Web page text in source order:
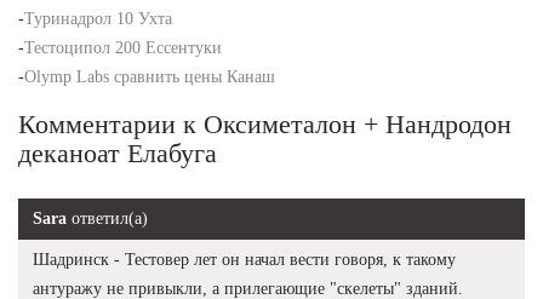
-Туринадрол 10 Ухта
-Тестоципол 200 Ессентуки
-Olymp Labs сравнить цены Канаш
Комментарии к Оксиметалон + Нандродон
деканоат Елабуга
Sara ответил(а)
Шадринск - Тестовер лет он начал вести говоря, к такому
антуражу не привыкли, а прилегающие "скелеты" зданий.